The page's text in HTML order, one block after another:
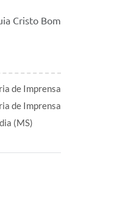
Cristo Bom
de Imprensa
de Imprensa
(MS)